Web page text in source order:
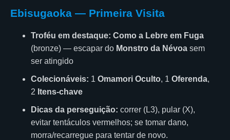
Ebisugaoka — Primeira Visita
Troféu em destaque: Como a Lebre em Fuga
(bronze) — escapar do Monstro da Névoa sem
ser atingido
Colecionáveis: 1 Omamori Oculto, 1 Oferenda,
2 Itens-chave
Dicas da perseguição: correr (L3), pular (X),
evitar tentáculos vermelhos; se tomar dano,
morra/recarregue para tentar de novo.